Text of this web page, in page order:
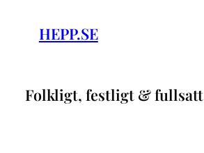
content
HEPP.SE
Folkligt, festligt & fullsatt